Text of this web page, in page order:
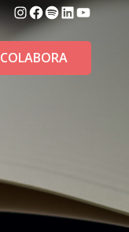
Instagram
Facebook
Spotify
LinkedIn
COLABORA